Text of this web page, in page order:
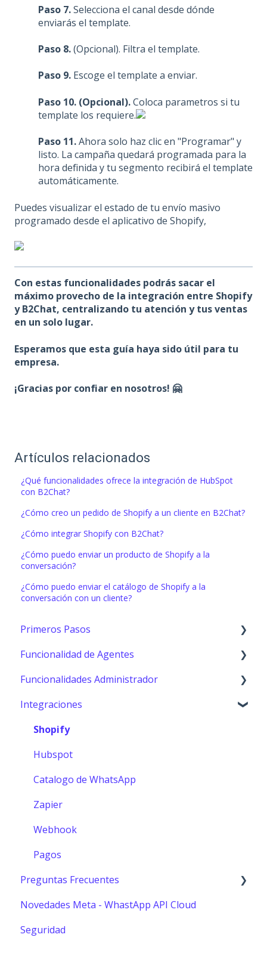
Paso 7.Selecciona el canal desde dónde
enviarás el template.
Paso 8.(Opcional). Filtra el template.
Paso 9. Escoge el template a enviar.
Paso 10. (Opcional).Coloca parametros si tu
template los requiere.
Paso 11.Ahora solo haz clic en "Programar" y
listo. La campaña quedará programada para la
hora definida y tu segmento recibirá el template
automáticamente.
Puedes visualizar el estado de tu envío masivo
programado desde el aplicativo de Shopify,
Con estas funcionalidades podrás sacar el
máximo provecho de la integración entre Shopify
y B2Chat, centralizando tu atención y tus ventas
en un solo lugar.
Esperamos que esta guía haya sido útil para tu
empresa.
¡Gracias por confiar en nosotros! 🤗
Artículos relacionados
¿Qué funcionalidades ofrece la integración de HubSpot
con B2Chat?
¿Cómo creo un pedido de Shopify a un cliente en B2Chat?
¿Cómo integrar Shopify con B2Chat?
¿Cómo puedo enviar un producto de Shopify a la
conversación?
¿Cómo puedo enviar el catálogo de Shopify a la
conversación con un cliente?
Primeros Pasos
Primeros pasos
Funcionalidad de Agentes
Consola (Agentes)
Configuración Agentes
Herramientas y funciones
MCP
Funcionalidades Administrador
Auditoría
Bot de Satisfacción
Canales
Departamentos
Chatbots
Reportes
Bot FAQ
Configuraciones generales
Contactos
Usuarios
Integraciones
Shopify
Hubspot
Catalogo de WhatsApp
Zapier
Webhook
Pagos
Preguntas Frecuentes
Usuarios
Reportes
Novedades Meta - WhastApp API Cloud
Seguridad